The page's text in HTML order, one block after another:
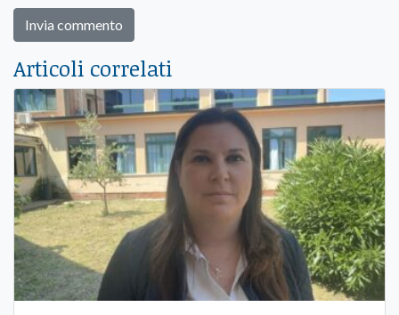
Articoli correlati